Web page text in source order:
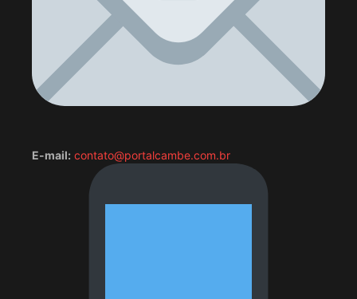
E-mail: contato@portalcambe.com.br